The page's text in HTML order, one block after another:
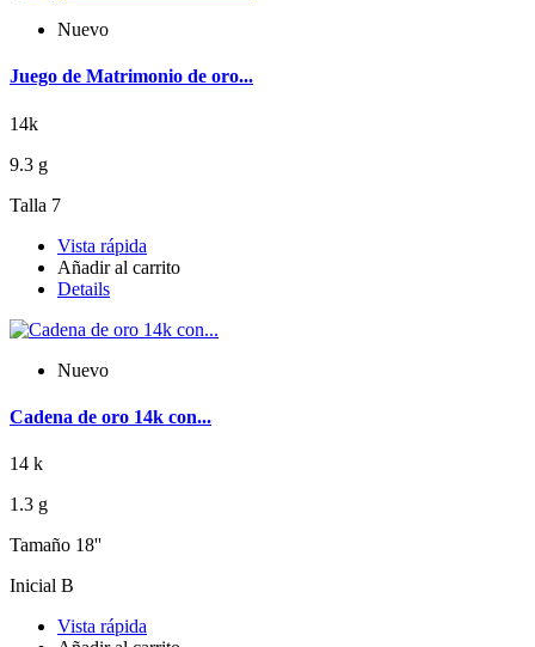
Nuevo
Juego de Matrimonio de oro...
14k
9.3 g
Talla 7
Vista rápida
Añadir al carrito
Details
Nuevo
Cadena de oro 14k con...
14 k
1.3 g
Tamaño 18''
Inicial B
Vista rápida